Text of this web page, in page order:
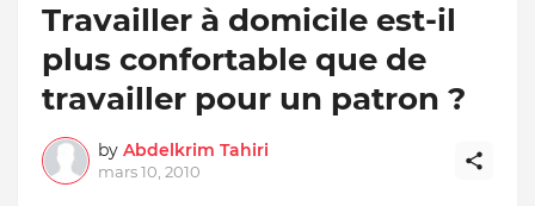
Travailler à domicile est-il
plus confortable que de
travailler pour un patron ?
by Abdelkrim Tahiri
mars 10, 2010